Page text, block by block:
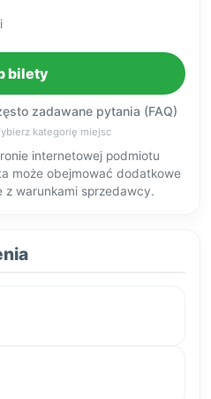
bilety
zadawane pytania (FAQ)
kategorię miejsc
internetowej podmiotu
może obejmować dodatkowe
z warunkami sprzedawcy.